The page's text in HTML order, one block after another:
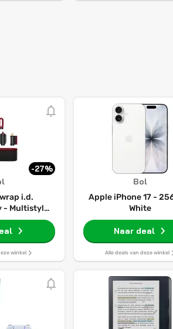
-27%
i.d.
- Multistyler
Krulborstel -
Goud
winkel
Bol
Apple iPhone 17 -
White
Naar deal
Alle deals van deze winkel